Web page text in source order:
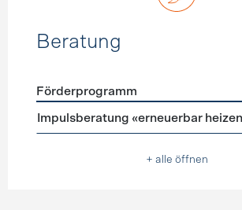
Beratung
Förderprogramme Beratung
Förderprogramm
Impulsberatung «erneuerbar
+ alle öffnen